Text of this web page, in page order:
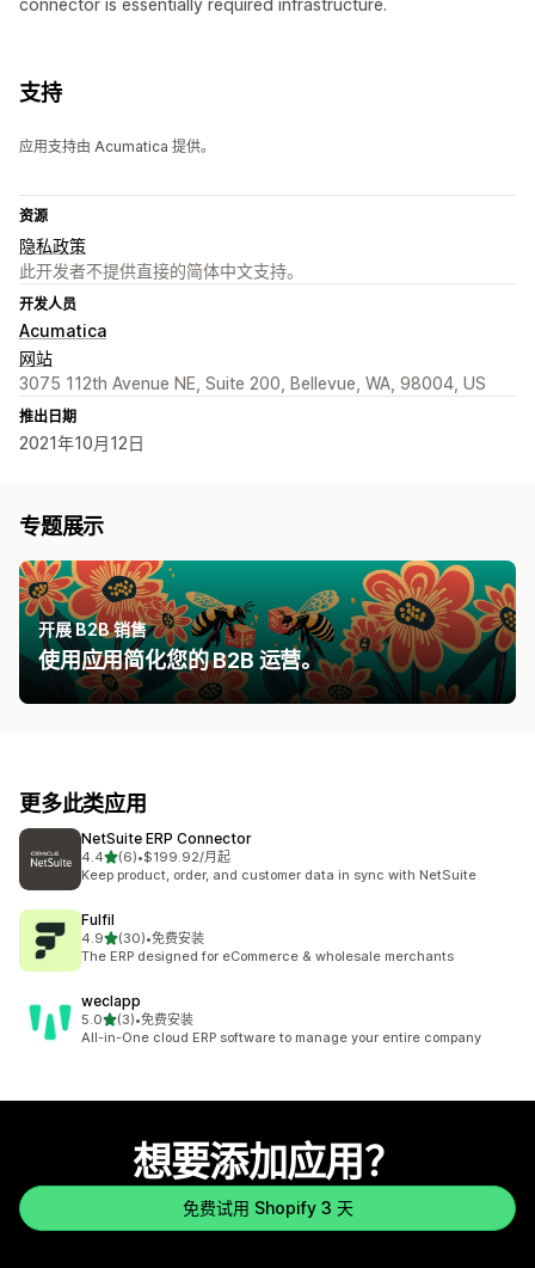
connector is essentially required infrastructure.
支持
应用支持由 Acumatica 提供。
资源
隐私政策
此开发者不提供直接的简体中文支持。
开发人员
Acumatica
网站
3075 112th Avenue NE, Suite 200, Bellevue, WA, 98004, US
推出日期
2021年10月12日
专题展示
开展 B2B 销售
使用应用简化您的 B2B 运营。
更多此类应用
NetSuite ERP Connector
4.4星（满分 5 星）
(6)
总共 6 条评论
•$199.92/月起
Keep product, order, and customer data in sync with NetSuite
Fulfil
4.9星（满分 5 星）
(30)
总共 30 条评论
•免费安装
The ERP designed for eCommerce & wholesale merchants
weclapp
5.0星（满分 5 星）
(3)
总共 3 条评论
•免费安装
All-in-One cloud ERP software to manage your entire company
想要添加应用？
免费试用 Shopify 3 天